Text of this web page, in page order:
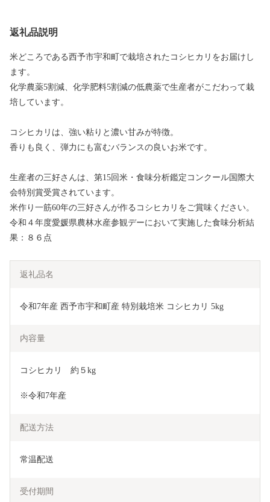
返礼品説明
米どころである西予市宇和町で栽培されたコシヒカリをお届けし
ます。
化学農薬5割減、化学肥料5割減の低農薬で生産者がこだわって栽
培しています。
コシヒカリは、強い粘りと濃い甘みが特徴。
香りも良く、弾力にも富むバランスの良いお米です。
生産者の三好さんは、第15回米・食味分析鑑定コンクール国際大
会特別賞受賞されています。
米作り一筋60年の三好さんが作るコシヒカリをご賞味ください。
令和４年度愛媛県農林水産参観デーにおいて実施した食味分析結
果：８６点
返礼品名
令和7年産 西予市宇和町産 特別栽培米 コシヒカリ 5kg
内容量
コシヒカリ　約５kg
※令和7年産
配送方法
常温配送
受付期間